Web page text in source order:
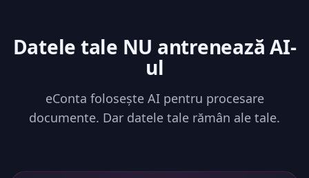
Datele tale NU antrenează AI-
ul
eConta folosește AI pentru procesare
documente. Dar datele tale rămân ale tale.